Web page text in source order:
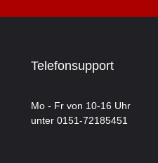
Telefonsupport
Mo - Fr von 10-16 Uhr
unter 0151-72185451